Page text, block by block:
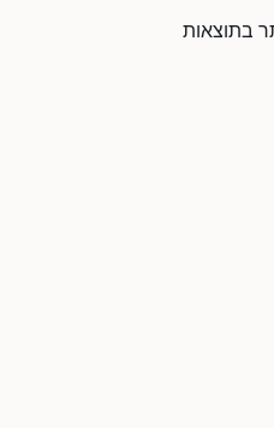
יותר בתוצאות